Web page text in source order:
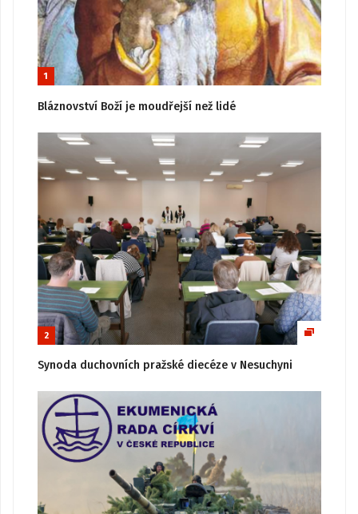
1
Bláznovství Boží je moudřejší než lidé
2
Synoda duchovních pražské diecéze v Nesuchyni